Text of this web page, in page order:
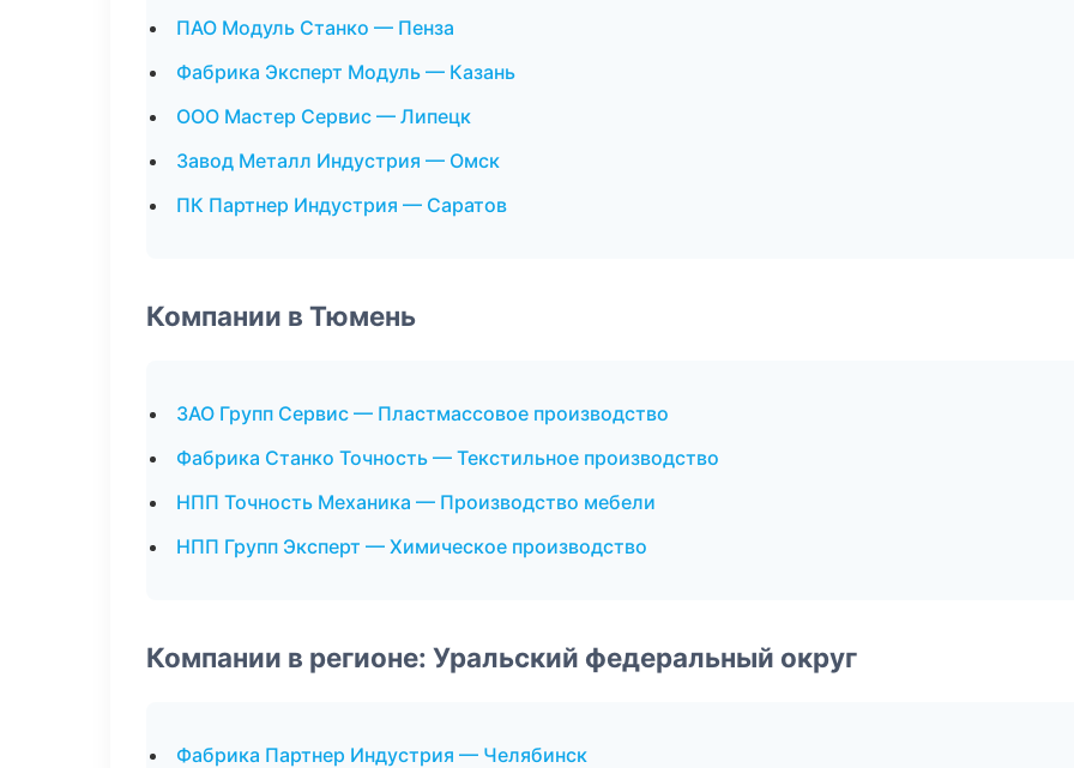
ПАО Модуль Станко — Пенза
Фабрика Эксперт Модуль — Казань
ООО Мастер Сервис — Липецк
Завод Металл Индустрия — Омск
ПК Партнер Индустрия — Саратов
Компании в Тюмень
ЗАО Групп Сервис — Пластмассовое производство
Фабрика Станко Точность — Текстильное производство
НПП Точность Механика — Производство мебели
НПП Групп Эксперт — Химическое производство
Компании в регионе: Уральский федеральный округ
Фабрика Партнер Индустрия — Челябинск